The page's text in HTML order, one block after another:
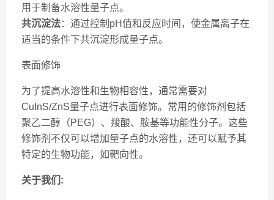
用于制备水溶性量子点。
共沉淀法：通过控制pH值和反应时间，使金属离子在
适当的条件下共沉淀形成量子点。
表面修饰
为了提高水溶性和生物相容性，通常需要对
CuInS/ZnS量子点进行表面修饰。常用的修饰剂包括
聚乙二醇（PEG）、羧酸、胺基等功能性分子。这些
修饰剂不仅可以增加量子点的水溶性，还可以赋予其
特定的生物功能，如靶向性。
关于我们: